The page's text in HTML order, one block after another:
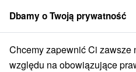
członek grupySorger
Atrakcje na Słowacji
Dbamy o Twoją prywatność
Chcemy zapewnić Ci zawsze
względu na obowiązujące